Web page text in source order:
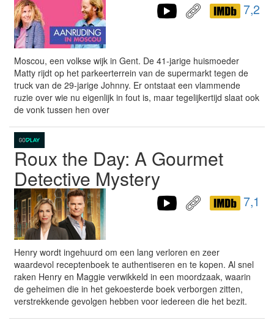
7,2
Moscou, een volkse wijk in Gent. De 41-jarige huismoeder
Matty rijdt op het parkeerterrein van de supermarkt tegen de
truck van de 29-jarige Johnny. Er ontstaat een vlammende
ruzie over wie nu eigenlijk in fout is, maar tegelijkertijd slaat ook
de vonk tussen hen over
Roux the Day: A Gourmet
Detective Mystery
7,1
Henry wordt ingehuurd om een lang verloren en zeer
waardevol receptenboek te authentiseren en te kopen. Al snel
raken Henry en Maggie verwikkeld in een moordzaak, waarin
de geheimen die in het gekoesterde boek verborgen zitten,
verstrekkende gevolgen hebben voor iedereen die het bezit.